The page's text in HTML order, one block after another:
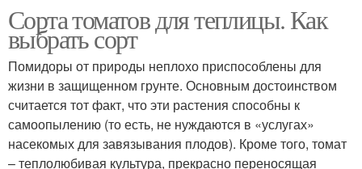
Сорта томатов для теплицы. Как
выбрать сорт
Помидоры от природы неплохо приспособлены для
жизни в защищенном грунте. Основным достоинством
считается тот факт, что эти растения способны к
самоопылению (то есть, не нуждаются в «услугах»
насекомых для завязывания плодов). Кроме того, томат
– теплолюбивая культура, прекрасно переносящая